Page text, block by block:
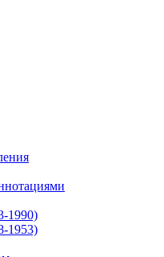
1990)
1953)